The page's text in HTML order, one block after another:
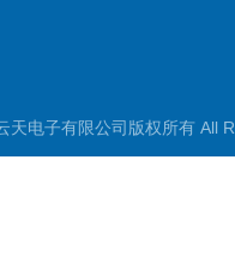
天电子有限公司版权所有